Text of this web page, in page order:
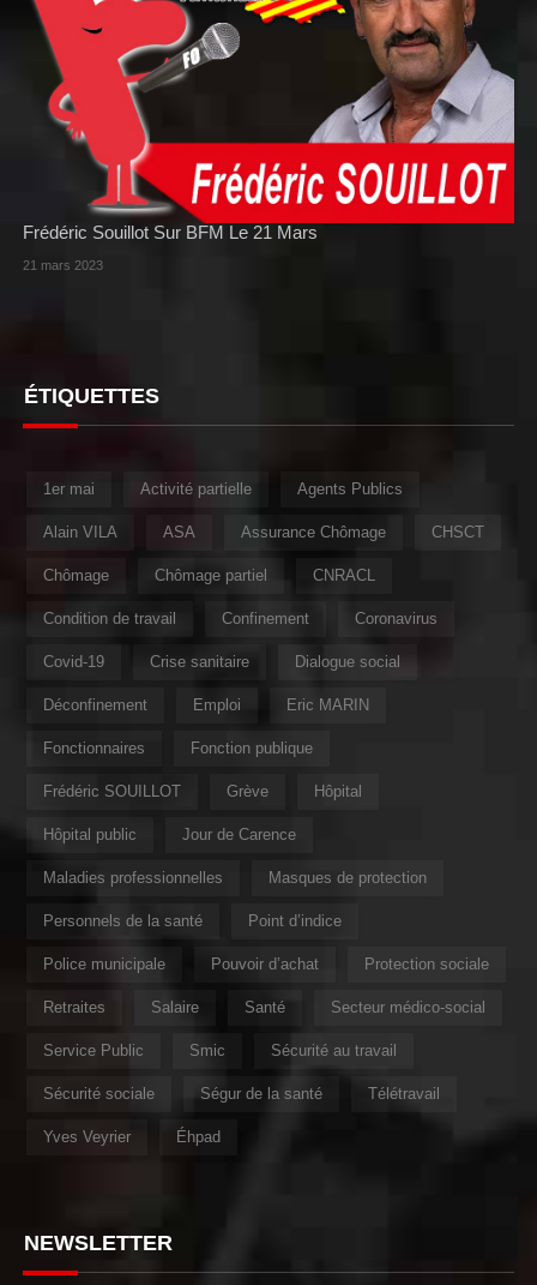
Frédéric Souillot Sur BFM Le 21 Mars
21 mars 2023
ÉTIQUETTES
1er mai Activité partielle Agents Publics
Alain VILA ASA Assurance Chômage CHSCT
Chômage Chômage partiel CNRACL
Condition de travail Confinement Coronavirus
Covid-19 Crise sanitaire Dialogue social
Déconfinement Emploi Eric MARIN
Fonctionnaires Fonction publique
Frédéric SOUILLOT Grève Hôpital
Hôpital public Jour de Carence
Maladies professionnelles Masques de protection
Personnels de la santé Point d’indice
Police municipale Pouvoir d’achat Protection sociale
Retraites Salaire Santé Secteur médico-social
Service Public Smic Sécurité au travail
Sécurité sociale Ségur de la santé Télétravail
Yves Veyrier Éhpad
NEWSLETTER